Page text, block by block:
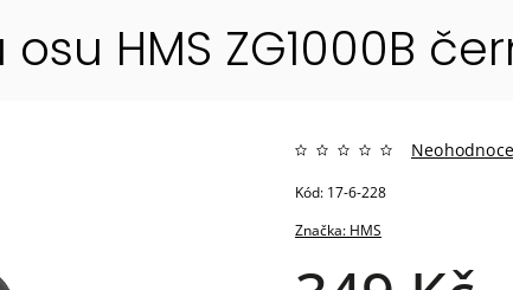
HMS ZG1000B
Značka: HMS
Kód: 17-6-228